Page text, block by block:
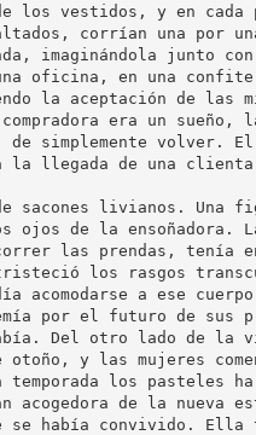
los vestidos, y en cada
corrían una por
imaginándola junto
oficina, en una
la aceptación de las
era un
de simplemente
la llegada de una clienta
sacones livianos. Una
ojos de la ensoñadora.
las prendas, tenía
los rasgos
acomodarse a ese
por el futuro de sus
Del otro lado de la
y las mujeres
temporada los pasteles
acogedora de la nueva
se había convivido.